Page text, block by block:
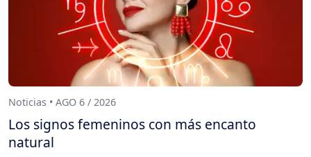
Noticias • AGO 6 / 2026
Los signos femeninos con más encanto
natural